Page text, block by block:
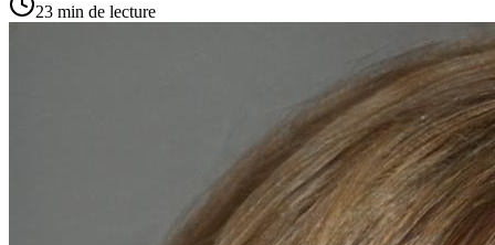
23 min de lecture